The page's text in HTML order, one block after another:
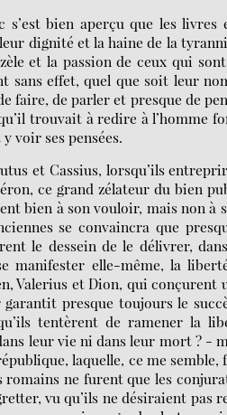
s’est bien aperçu que les
dignité et la haine de la
et la passion de ceux qui
sans effet, quel que soit leur
faire, de parler et presque de
trouvait à redire à l’homme
voir ses pensées.
et Cassius, lorsqu’ils
ce grand zélateur du bien
bien à son vouloir, mais non à
se convaincra que
le dessein de le délivrer,
manifester elle-même, la
Valerius et Dion, qui conçurent
presque toujours le
tentèrent de ramener la
leur vie ni dans leur mort ? -
laquelle, ce me
romains ne furent que les
vu qu’ils ne désiraient pas